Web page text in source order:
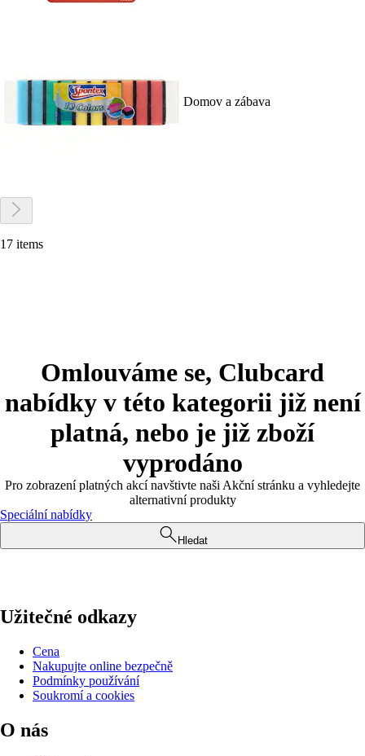
Domov a zábava
17 items
Omlouváme se, Clubcard
nabídky v této kategorii již není
platná, nebo je již zboží
vyprodáno
Pro zobrazení platných akcí navštivte naši Akční stránku a vyhledejte
alternativní produkty
Speciální nabídky
Hledat
Užitečné odkazy
Cena
Nakupujte online bezpečně
Podmínky používání
Soukromí a cookies
O nás